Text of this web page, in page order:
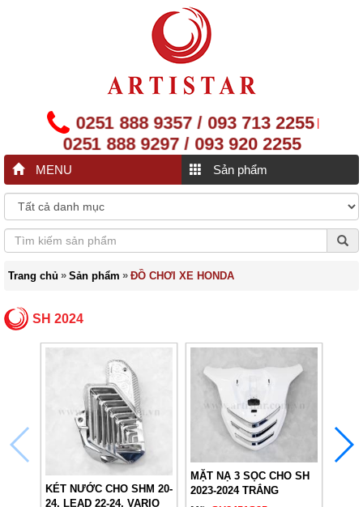
0251 888 9357 / 093 713 2255 |
0251 888 9297 / 093 920 2255
MENU Sản phẩm
Trang chủ » Sản phẩm » ĐỒ CHƠI XE HONDA
SH 2024
KÉT NƯỚC CHO SHM 20-
24, LEAD 22-24, VARIO
MẶT NẠ 3 SỌC CHO SH
2023-2024 TRẮNG